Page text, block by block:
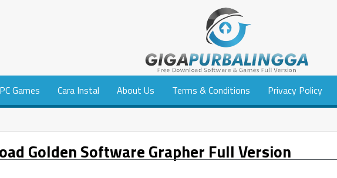
PC Games Cara Instal About Us Terms & Conditions Privacy Policy
Golden Software Grapher Full Version